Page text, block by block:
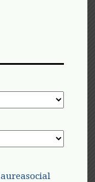
aureasocial